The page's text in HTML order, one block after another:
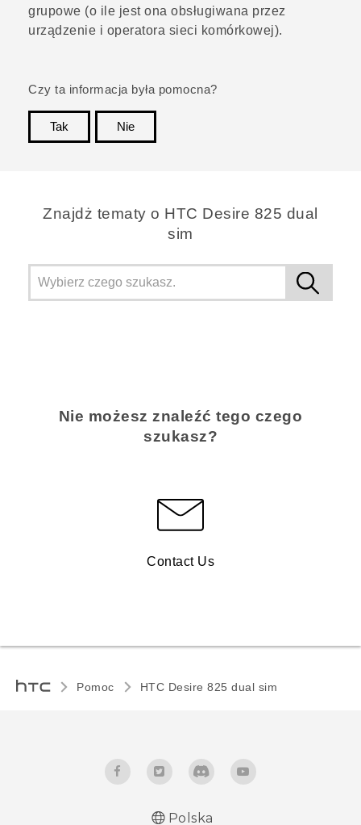
grupowe (o ile jest ona obsługiwana przez
urządzenie i operatora sieci komórkowej).
Czy ta informacja była pomocna?
Tak
Nie
Znajdż tematy o HTC Desire 825 dual
sim
Nie możesz znaleźć tego czego
szukasz?
Contact Us
Pomoc HTC Desire 825 dual sim‎
Polska